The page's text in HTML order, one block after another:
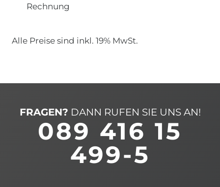
Rechnung
Alle Preise sind inkl. 19% MwSt.
FRAGEN? DANN RUFEN SIE UNS AN!
089 416 15
499-5